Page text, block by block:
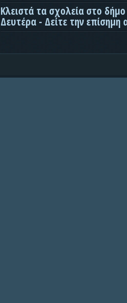
Κλειστά τα σχολεία στο
Δευτέρα - Δείτε την επίσημη